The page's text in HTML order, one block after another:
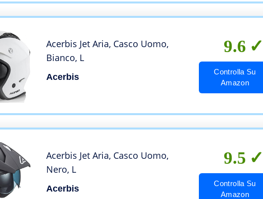
Acerbis Jet Aria, Casco Uomo,
Bianco, L
Acerbis
9.6
Controlla Su
Amazon
Acerbis Jet Aria, Casco Uomo,
Nero, L
Acerbis
9.5
Controlla Su
Amazon